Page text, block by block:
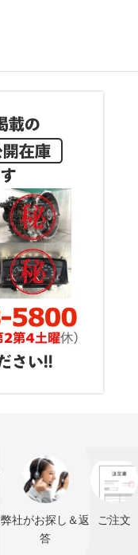
弊社がお探し＆返
答
ご注文